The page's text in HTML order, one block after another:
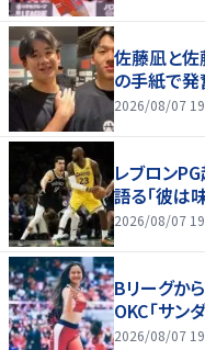
佐藤凪と
の手紙で発
2026/08/07
レブロン
語る「彼は
2026/08/07
Bリーグか
OKC「サン
2026/08/07